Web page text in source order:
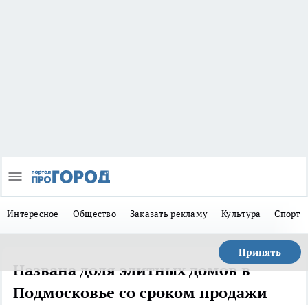
Интересное Общество Заказать рекламу Культура Спорт
Принять
Названа доля элитных домов в
Подмосковье со сроком продажи